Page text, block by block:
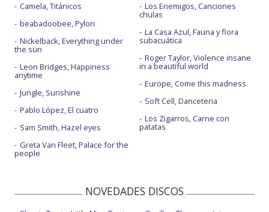
Camela, Titánicos
beabadoobee, Pylon
Nickelback, Everything under
the sun
Leon Bridges, Happiness
anytime
Jungle, Sunshine
Pablo López, El cuatro
Sam Smith, Hazel eyes
Greta Van Fleet, Palace for the
people
Los Enemigos, Canciones
chulas
La Casa Azul, Fauna y flora
subacuática
Roger Taylor, Violence insane
in a beautiful world
Europe, Come this madness
Soft Cell, Danceteria
Los Zigarros, Carne con
patatas
NOVEDADES DISCOS